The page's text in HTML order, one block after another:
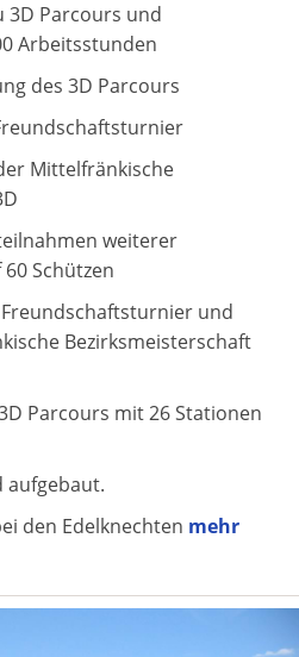
3D Parcours und
Arbeitsstunden
des 3D Parcours
Mittelfränkische
weiterer
Schützen
und
Bezirksmeisterschaft
Parcours mit 26 Stationen
aufgebaut.
den Edelknechten mehr